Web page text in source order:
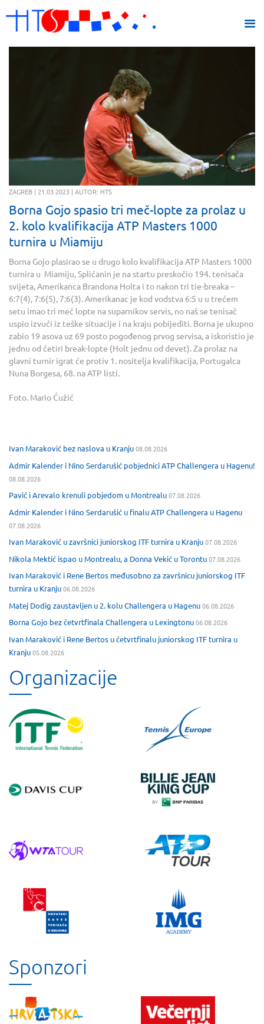
ZAGREB | 21.03.2023 | AUTOR: HTS
Borna Gojo spasio tri meč-lopte za prolaz u
2. kolo kvalifikacija ATP Masters 1000
turnira u Miamiju
Borna Gojo plasirao se u drugo kolo kvalifikacija ATP Masters 1000
turnira u Miamiju, Splićanin je na startu preskočio 194. tenisača
svijeta, Amerikanca Brandona Holta i to nakon tri tie-breaka –
6:7(4), 7:6(5), 7:6(3). Amerikanac je kod vodstva 6:5 u u trećem
setu imao tri meč lopte na suparnikov servis, no naš se tenisač
uspio izvući iz teške situacije i na kraju pobijediti. Borna je ukupno
zabio 19 asova uz 69 posto pogođenog prvog servisa, a iskoristio je
jednu od četiri break-lopte (Holt jednu od devet). Za prolaz na
glavni turnir igrat će protiv 1. nositelja kvalifikacija, Portugalca
Nuna Borgesa, 68. na ATP listi.
Foto. Mario Ćužić
Ivan Maraković bez naslova u Kranju08.08.2026
Admir Kalender i Nino Serdarušić pobjednici ATP Challengera u Hagenu!
08.08.2026
Pavić i Arevalo krenuli pobjedom u Montrealu07.08.2026
Admir Kalender i Nino Serdarušić u finalu ATP Challengera u Hagenu
07.08.2026
Ivan Maraković u završnici juniorskog ITF turnira u Kranju07.08.2026
Nikola Mektić ispao u Montrealu, a Donna Vekić u Torontu07.08.2026
Ivan Maraković i Rene Bertos međusobno za završnicu juniorskog ITF
turnira u Kranju06.08.2026
Matej Dodig zaustavljen u 2. kolu Challengera u Hagenu06.08.2026
Borna Gojo bez četvrtfinala Challengera u Lexingtonu06.08.2026
Ivan Maraković i Rene Bertos u četvrtfinalu juniorskog ITF turnira u
Kranju05.08.2026
Organizacije
Sponzori